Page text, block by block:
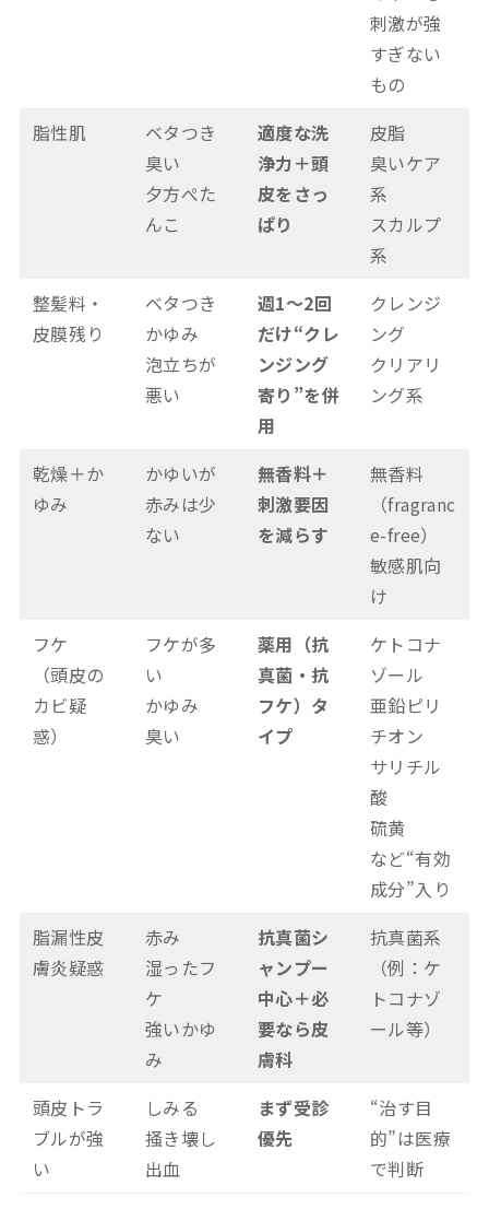
刺激が強
すぎない
もの
脂性肌
ベタつき
臭い
夕方ぺた
んこ
適度な洗
浄力＋頭
皮をさっ
ぱり
皮脂
臭いケア
系
スカルプ
系
整髪料・
皮膜残り
ベタつき
かゆみ
泡立ちが
悪い
週1〜2回
だけ“クレ
ンジング
寄り”を併
用
クレンジ
ング
クリアリ
ング系
乾燥＋か
ゆみ
かゆいが
赤みは少
ない
無香料＋
刺激要因
を減らす
無香料
（fragranc
e-free）
敏感肌向
け
フケ
（頭皮の
カビ疑
惑）
フケが多
い
かゆみ
臭い
薬用（抗
真菌・抗
フケ）タ
イプ
ケトコナ
ゾール
亜鉛ピリ
チオン
サリチル
酸
硫黄
など“有効
成分”入り
脂漏性皮
膚炎疑惑
赤み
湿ったフ
ケ
強いかゆ
み
抗真菌シ
ャンプー
中心＋必
要なら皮
膚科
抗真菌系
（例：ケ
トコナゾ
ール等）
頭皮トラ
ブルが強
い
しみる
掻き壊し
出血
まず受診
優先
“治す目
的”は医療
で判断